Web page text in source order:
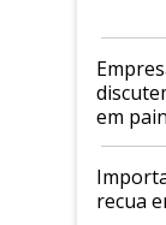
em
Andav
recua